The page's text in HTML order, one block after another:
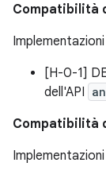
Compatibilità
[H-0-1]
dell'API
Compatibilità